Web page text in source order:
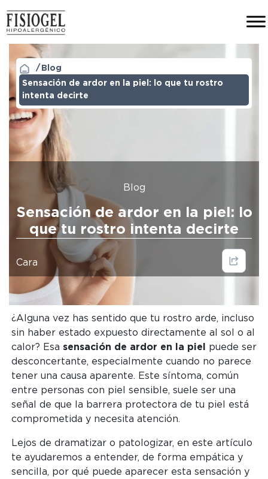
Blog
Sensación de ardor en la piel: lo que tu rostro
intenta decirte
Blog
Sensación de ardor en la piel: lo
que tu rostro intenta decirte
Cara
¿Alguna vez has sentido que tu rostro arde, incluso
sin haber estado expuesto directamente al sol o al
calor? Esa sensación de ardor en la piel
puede ser
desconcertante, especialmente cuando no parece
tener una causa aparente. Este síntoma, común
entre personas con piel sensible, suele ser una
señal de que la barrera protectora de tu piel está
comprometida y necesita atención.
Lejos de dramatizar o patologizar, en este artículo
te ayudaremos a entender, de forma empática y
sencilla, por qué puede aparecer esta sensación y